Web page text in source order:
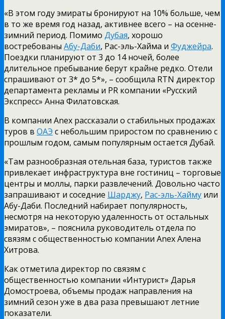
«В этом году эмираты бронируют на 10% больше, чем
в то же время год назад, активнее всего – на осенне-
зимний период. Помимо Дубая, хорошо
востребованы Абу-Даби, Рас-эль-Хайма и Фуджейра.
Поездки планируют от 3 до 14 ночей, более
длительное пребывание берут крайне редко. Отели
спрашивают от 3* до 5*», – сообщила RTN директор
департамента рекламы и PR компании «Русский
Экспресс» Анна Филатовская.
В компании Anex рассказали о стабильных продажах
туров в ОАЭ с небольшим приростом по сравнению с
прошлым годом, самым популярным остается Дубай.
«Там разнообразная отельная база, туристов также
привлекает инфраструктура вне гостиниц – торговые
центры и моллы, парки развлечений. Довольно часто
запрашивают и соседние Шарджу, Рас-эль-Хайму или
Абу-Даби. Последний набирает популярность,
несмотря на некоторую удаленность от остальных
эмиратов», – пояснила руководитель отдела по
связям с общественностью компании Anex Алена
Хитрова.
Как отметила директор по связям с
общественностью компании «Интурист» Дарья
Домостроева, объемы продаж направления на
зимний сезон уже в два раза превышают летние
показатели.